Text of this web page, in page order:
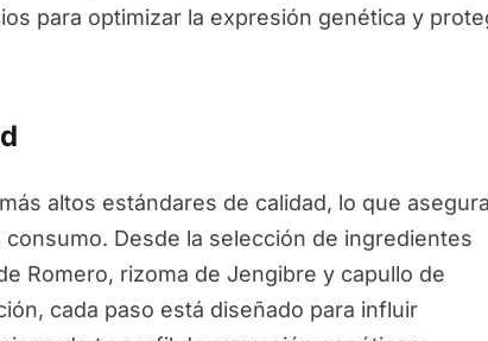
para optimizar la expresión genética y
altos estándares de calidad, lo que asegura
Desde la selección de ingredientes
Romero, rizoma de Jengibre y capullo de
cada paso está diseñado para influir